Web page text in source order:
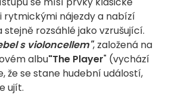
rytmickými nájezdy a nabízí
rozsáhlé jako vzrušující.
s violoncellem", založená na
albu"The Player" (vychází
že se stane hudební událostí,
ujít.